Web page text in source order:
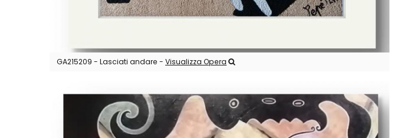
GA215209 - Lasciati andare - Visualizza Opera